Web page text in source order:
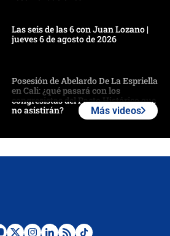
Las seis de las 6 con Juan Lozano |
jueves 6 de agosto de 2026
Posesión de Abelardo De La Espriella
en Cali: ¿qué pasará con los
congresistas del Pacto Histórico que
no asistirán?
Más videos